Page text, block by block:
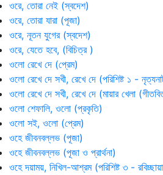
ওরে, তোরা নেই (স্বদেশ)
ওরে, তোরা যারা (পূজা)
ওরে, নূতন যুগের (স্বদেশ)
ওরে, যেতে হবে, (বিচিত্র )
ওলো রেখে দে (প্রেম)
ওলো রেখে দে সখী, রেখে দে (পরিশিষ্ট ১ -
ওলো রেখে দে সখী, রেখে দে (মায়ার খেলা
ওলো শেফালি, ওলো (প্রকৃতি)
ওলো সই, ওলো (প্রেম)
ওহে জীবনবল্লভ (পূজা)
ওহে জীবনবল্লভ (পূজা ও প্রার্থনা)
ওহে দয়াময়, নিখিল-আশ্রম (পরিশিষ্ট ৩ -